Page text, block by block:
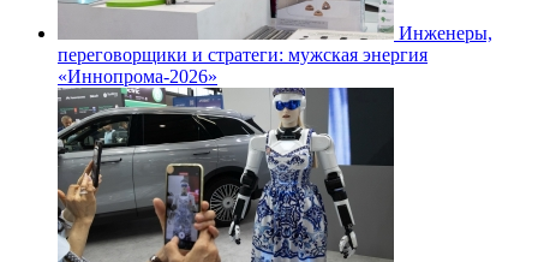
Инженеры,
переговорщики и стратеги: мужская энергия
«Иннопрома-2026»